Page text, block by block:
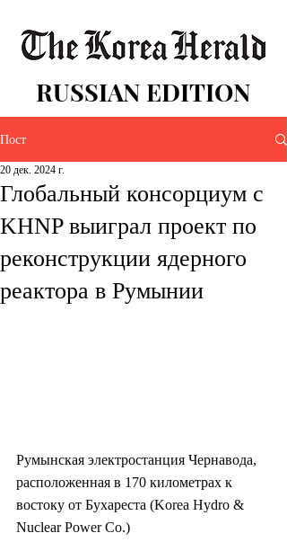
RUSSIAN EDITION
Пост
Глобальный консорциум с
KHNP выиграл проект по
реконструкции ядерного
реактора в Румынии
20 дек. 2024 г.
Румынская электростанция Чернавода,
расположенная в 170 километрах к
востоку от Бухареста (Korea Hydro &
Nuclear Power Co.)